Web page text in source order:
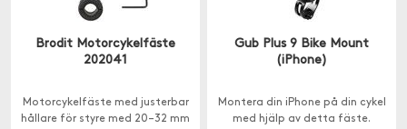
Brodit Motorcykelfäste
202041
Motorcykelfäste med justerbar
hållare för styre med 20–32 mm
Gub Plus 9 Bike Mount
(iPhone)
Montera din iPhone på din cykel
med hjälp av detta fäste.